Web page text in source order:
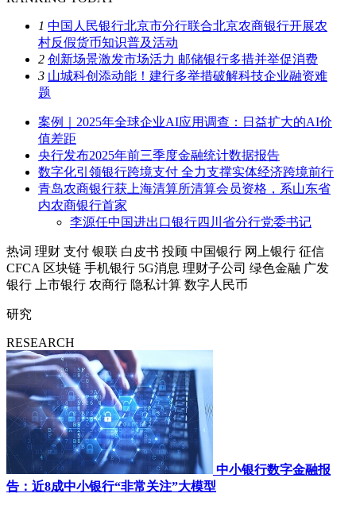
1 中国人民银行北京市分行联合北京农商银行开展农
村反假货币知识普及活动
2 创新场景激发市场活力 邮储银行多措并举促消费
3 山城科创添动能！建行多举措破解科技企业融资难
题
案例｜2025年全球企业AI应用调查：日益扩大的AI价
值差距
央行发布2025年前三季度金融统计数据报告
数字化引领银行跨境支付 全力支撑实体经济跨境前行
青岛农商银行获上海清算所清算会员资格，系山东省
内农商银行首家
李源任中国进出口银行四川省分行党委书记
热词 理财 支付 银联 白皮书 投顾 中国银行 网上银行 征信
CFCA 区块链 手机银行 5G消息 理财子公司 绿色金融 广发
银行
上市银行 农商行 隐私计算 数字人民币
研究
RESEARCH
中小银行数字金融报
告：近8成中小银行“非常关注”大模型